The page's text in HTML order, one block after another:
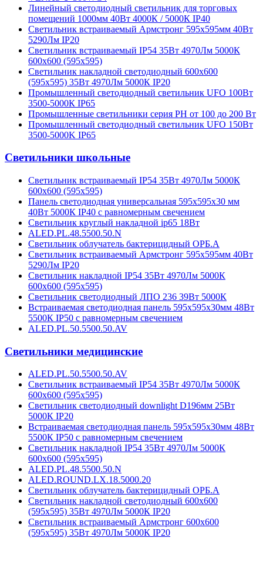
Линейный светодиодный светильник для торговых
помещений 1000мм 40Вт 4000К / 5000К IP40
Светильник встраиваемый Армстронг 595х595мм 40Вт
5290Лм IP20
Светильник встраиваемый IP54 35Вт 4970Лм 5000К
600х600 (595х595)
Светильник накладной светодиодный 600х600
(595х595) 35Вт 4970Лм 5000К IP20
Промышленный светодиодный светильник UFO 100Вт
3500-5000К IP65
Промышленные светильники серия PH от 100 до 200 Вт
Промышленный светодиодный светильник UFO 150Вт
3500-5000K IP65
Светильники школьные
Светильник встраиваемый IP54 35Вт 4970Лм 5000К
600х600 (595х595)
Панель светодиодная универсальная 595х595х30 мм
40Вт 5000К IP40 с равномерным свечением
Светильник круглый накладной ip65 18Вт
ALED.PL.48.5500.50.N
Светильник облучатель бактерицидный ОРБ.А
Светильник встраиваемый Армстронг 595х595мм 40Вт
5290Лм IP20
Светильник накладной IP54 35Вт 4970Лм 5000К
600х600 (595х595)
Светильник светодиодный ЛПО 236 39Вт 5000К
Встраиваемая светодиодная панель 595х595х30мм 48Вт
5500К IP50 с равномерным свечением
ALED.PL.50.5500.50.AV
Светильники медицинские
ALED.PL.50.5500.50.AV
Светильник встраиваемый IP54 35Вт 4970Лм 5000К
600х600 (595х595)
Cветильник светодиодный downlight D196мм 25Вт
5000К IP20
Встраиваемая светодиодная панель 595х595х30мм 48Вт
5500К IP50 с равномерным свечением
Светильник накладной IP54 35Вт 4970Лм 5000К
600х600 (595х595)
ALED.PL.48.5500.50.N
ALED.ROUND.LX.18.5000.20
Светильник облучатель бактерицидный ОРБ.А
Светильник накладной светодиодный 600х600
(595х595) 35Вт 4970Лм 5000К IP20
Светильник встраиваемый Армстронг 600х600
(595х595) 35Вт 4970Лм 5000К IP20